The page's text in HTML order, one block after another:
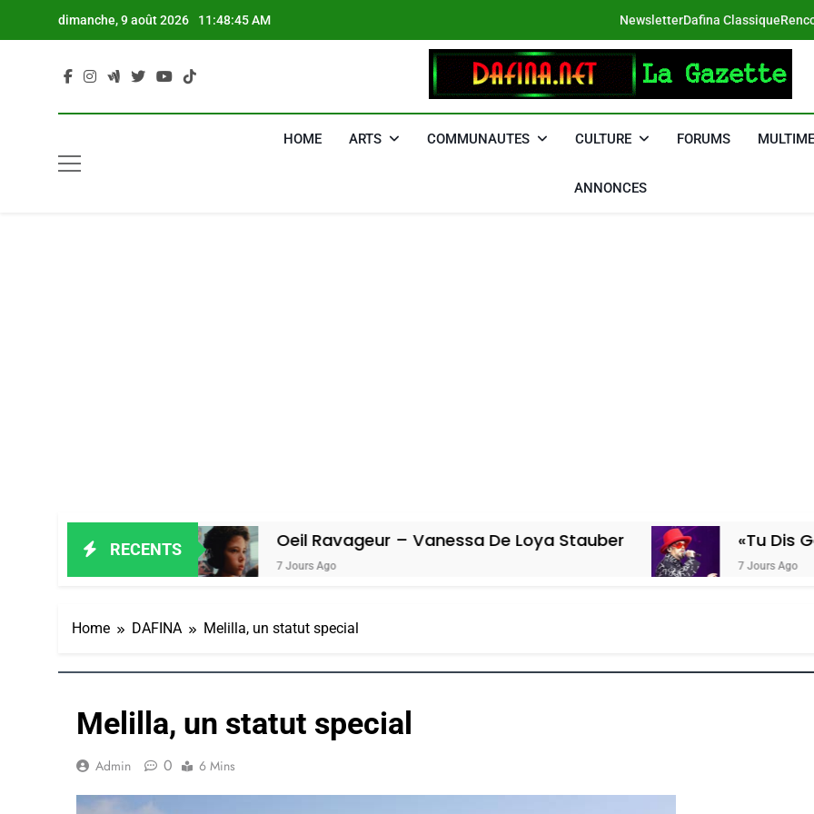
dimanche, 9 août 2026 11:48:46 AM NewsletterDafina Classique
DAFINA
HOME ARTS COMMUNAUTES CULTURE FORUMS
ANNONCES
RECENTSOeil Ravageur – Vanessa De Loya Stauber
7 Jours Ago
«Tu Dis Génocide,
7 Jours Ago
Home DAFINA Melilla, un statut special
Melilla, un statut special
Admin 0 6 Mins